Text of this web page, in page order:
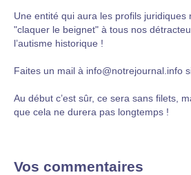
Une entité qui aura les profils juridiques
"claquer le beignet" à tous nos
l’autisme historique !
Faites un mail à info@notrejournal.info
Au début c’est sûr, ce sera sans filets,
que cela ne durera pas longtemps !
Vos commentaires